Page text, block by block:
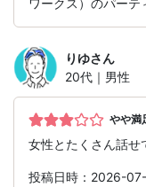
ワークス）のパーテ
りゆさん
20代｜男性
やや満
女性とたくさん話せ
投稿日時：2026-